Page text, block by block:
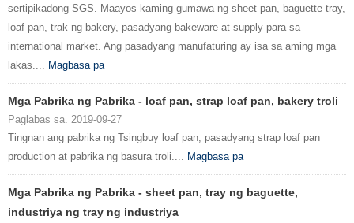
sertipikadong SGS. Maayos kaming gumawa ng sheet pan, baguette tray,
loaf pan, trak ng bakery, pasadyang bakeware at supply para sa
international market. Ang pasadyang manufaturing ay isa sa aming mga
lakas.... Magbasa pa
Mga Pabrika ng Pabrika - loaf pan, strap loaf pan, bakery troli
Paglabas sa. 2019-09-27
Tingnan ang pabrika ng Tsingbuy loaf pan, pasadyang strap loaf pan
production at pabrika ng basura troli.... Magbasa pa
Mga Pabrika ng Pabrika - sheet pan, tray ng baguette,
industriya ng tray ng industriya